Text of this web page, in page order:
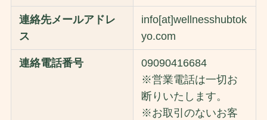
連絡先メールアドレ
ス
info[at]wellnesshubtok
yo.com
連絡電話番号
09090416684
※営業電話は一切お
断りいたします。
※お取引のないお客